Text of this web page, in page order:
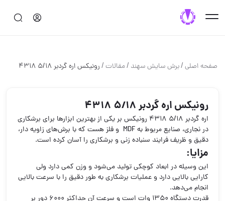
صفحه اصلی/برش سایش سهند /مقالات/رونیکس اره گردبر 5/18 4318
رونیکس اره گردبر 5/18 4318
اره گردبر 5/18 4318 رونیکس بر یکی از بهترین ابزارها برای برشکاری
در نجاری، صنایع مربوط به MDF و فلز هست که با برش‌های زاویه دار،
دقیق و ظریف فرایند سنباده زنی و برشکاری را آسان کرده است.
مزایا:
این وسیله در ابعاد کوچکی تولید می‌شود و وزن کمی دارد ولی
کارایی بالایی دارد و عملیات برشکاری به طور دقیق را با سرعت بالایی
انجام می‌دهد.
قدرت دستگاه 1350 وات است و سرعت آن حداکثر 6000 دور بر